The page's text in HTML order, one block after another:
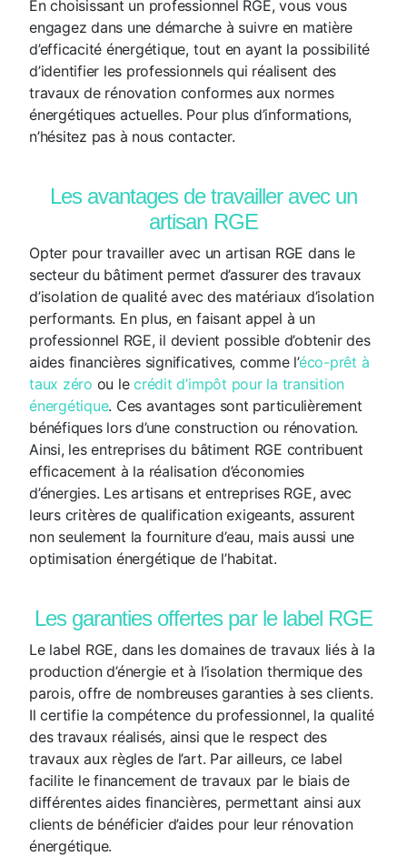
En choisissant un professionnel RGE, vous vous
engagez dans une démarche à suivre en matière
d’efficacité énergétique, tout en ayant la possibilité
d’identifier les professionnels qui réalisent des
travaux de rénovation conformes aux normes
énergétiques actuelles. Pour plus d’informations,
n’hésitez pas à nous contacter.
Les avantages de travailler avec un
artisan RGE
Opter pour travailler avec un artisan RGE dans le
secteur du bâtiment permet d’assurer des travaux
d’isolation de qualité avec des matériaux d’isolation
performants. En plus, en faisant appel à un
professionnel RGE, il devient possible d’obtenir des
aides financières significatives, comme l’éco-prêt à
taux zéro ou lecrédit d’impôt pour la transition
énergétique. Ces avantages sont particulièrement
bénéfiques lors d’une construction ou rénovation.
Ainsi, les entreprises du bâtiment RGE contribuent
efficacement à la réalisation d’économies
d’énergies. Les artisans et entreprises RGE, avec
leurs critères de qualification exigeants, assurent
non seulement la fourniture d’eau, mais aussi une
optimisation énergétique de l’habitat.
Les garanties offertes par le label RGE
Le label RGE, dans les domaines de travaux liés à la
production d’énergie et à l’isolation thermique des
parois, offre de nombreuses garanties à ses clients.
Il certifie la compétence du professionnel, la qualité
des travaux réalisés, ainsi que le respect des
travaux aux règles de l’art. Par ailleurs, ce label
facilite le financement de travaux par le biais de
différentes aides financières, permettant ainsi aux
clients de bénéficier d’aides pour leur rénovation
énergétique.